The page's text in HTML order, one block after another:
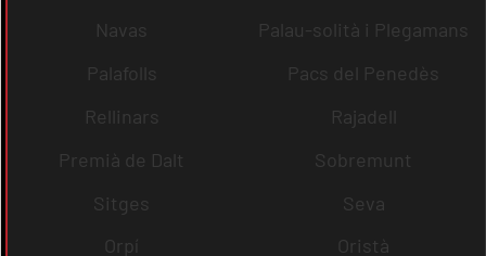
Navas
Palau-solità i Plegamans
Palafolls
Pacs del Penedès
Rellinars
Rajadell
Premià de Dalt
Sobremunt
Sitges
Seva
Orpí
Oristà